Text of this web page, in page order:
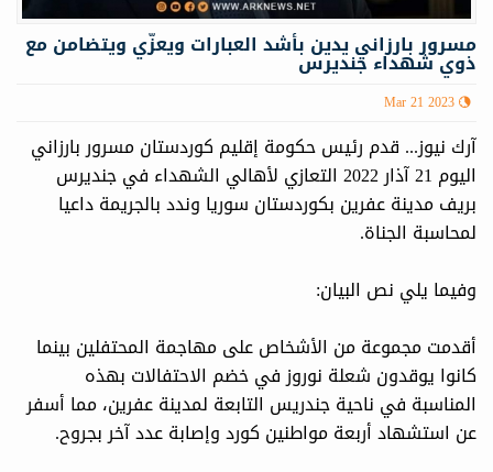
مسرور بارزاني يدين بأشد العبارات ويعزّي ويتضامن مع
ذوي شهداء جنديرس
Mar 21 2023
آرك نيوز... قدم رئيس حكومة إقليم كوردستان مسرور بارزاني
اليوم 21 آذار 2022 التعازي لأهالي الشهداء في جنديرس
بريف مدينة عفرين بكوردستان سوريا وندد بالجريمة داعيا
لمحاسبة الجناة.
وفيما يلي نص البيان:
أقدمت مجموعة من الأشخاص على مهاجمة المحتفلين بينما
كانوا يوقدون شعلة نوروز في خضم الاحتفالات بهذه
المناسبة في ناحية جندريس التابعة لمدينة عفرين، مما أسفر
عن استشهاد أربعة مواطنين كورد وإصابة عدد آخر بجروح.